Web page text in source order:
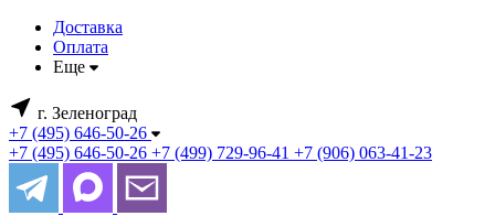
Доставка
Оплата
Еще
г. Зеленоград
+7 (495) 646-50-26
+7 (495) 646-50-26 +7 (499) 729-96-41 +7 (906) 063-41-23